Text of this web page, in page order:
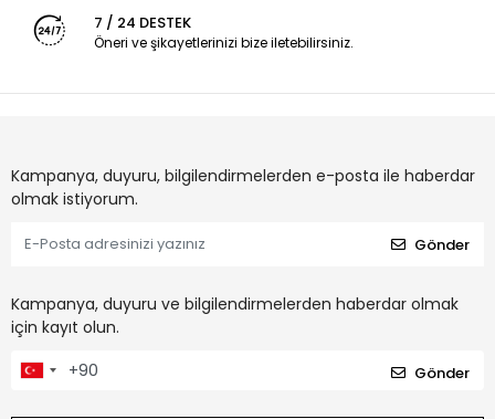
7 / 24 DESTEK
Öneri ve şikayetlerinizi bize iletebilirsiniz.
Kampanya, duyuru, bilgilendirmelerden e-posta ile haberdar
olmak istiyorum.
Gönder
Kampanya, duyuru ve bilgilendirmelerden haberdar olmak
için kayıt olun.
Gönder